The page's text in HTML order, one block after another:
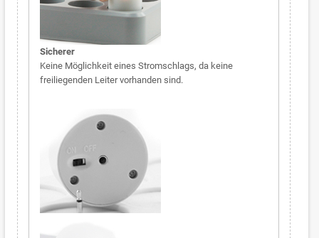
Sicherer
Keine Möglichkeit eines Stromschlags, da keine
freiliegenden Leiter vorhanden sind.